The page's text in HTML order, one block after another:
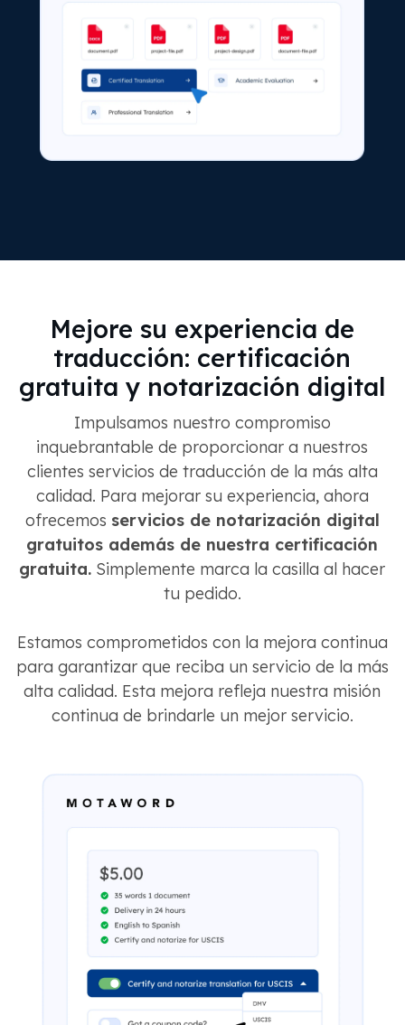
Mejore su experiencia de
traducción: certificación
gratuita y notarización digital
Impulsamos nuestro compromiso
inquebrantable de proporcionar a nuestros
clientes servicios de traducción de la más alta
calidad. Para mejorar su experiencia, ahora
ofrecemos servicios de notarización digital
gratuitos además de nuestra certificación
gratuita. Simplemente marca la casilla al hacer
tu pedido.
Estamos comprometidos con la mejora continua
para garantizar que reciba un servicio de la más
alta calidad. Esta mejora refleja nuestra misión
continua de brindarle un mejor servicio.